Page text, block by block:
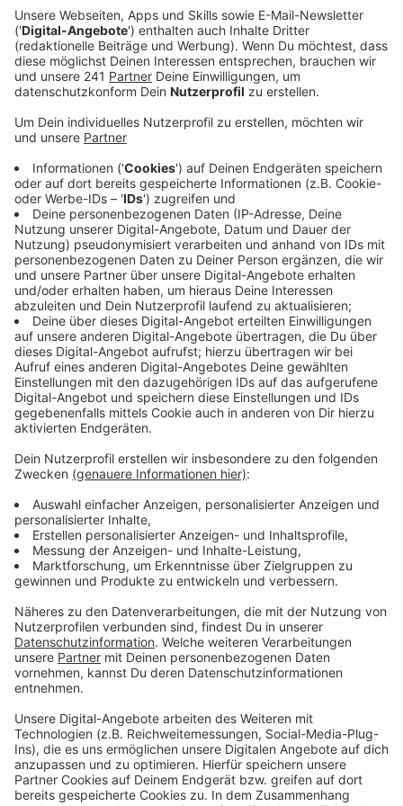
und Verwaltung sein.
Veröffentlicht:Montag, 18.05.2026 12:05
Rund 30 Unternehmen bei uns in der Stadt haben sich
zum Wirtschaftsforum Leverkusen
zusammengeschlossen. Mit dabei sind nach eigener
Aussage Unternehmen aus ganz unterschiedlichen
Branchen, die sich über ihre Erfahrungen hier in der
Stadt austauschen möchten. Aber auch nach außen hin
will das Wirtschaftsforum auftreten und die
Perspektive der Wirtschaft gegenüber der Politik
vertreten. Und von der gab es direkt positives
Feedback. Das sei hilfreich, um bei Plänen und
Entscheidungen die Sichtweise von Unternehmen
einzubinden, so Oberbürgermeister Hebbel. Die
Initiative steht für weitere Mitglieder offen, dabei sei
es nicht wichtig, wie groß das Unternehmen sei.
Einzige Bedingung: Der Unternehmenssitz muss in
unserer Stadt sein.
Anzeige
Anzeige
Stadtrat spricht über Grundsteuererhöhung
Bonner Straße: Land stellt Geld für Sanierung bereit
Bayer 04 Leverkusen: Offene Trainerfrage
Anzeige